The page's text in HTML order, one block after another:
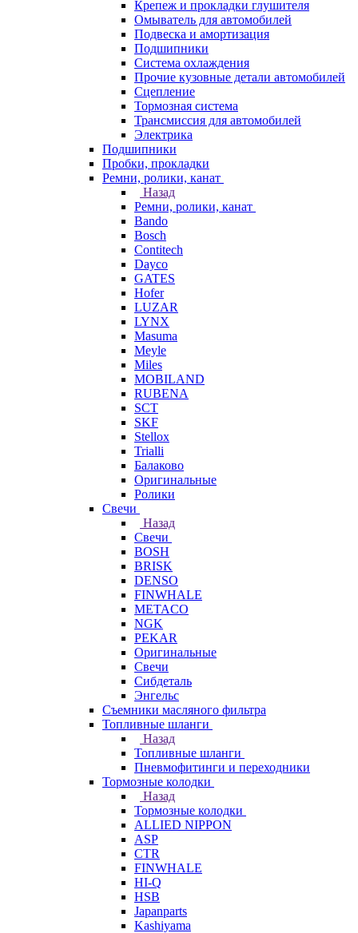
Крепеж и прокладки глушителя
Омыватель для автомобилей
Подвеска и амортизация
Подшипники
Система охлаждения
Прочие кузовные детали автомобилей
Сцепление
Тормозная система
Трансмиссия для автомобилей
Электрика
Подшипники
Пробки, прокладки
Ремни, ролики, канат
Назад
Ремни, ролики, канат
Bando
Bosch
Contitech
Dayco
GATES
Hofer
LUZAR
LYNX
Masuma
Meyle
Miles
MOBILAND
RUBENA
SCT
SKF
Stellox
Trialli
Балаково
Оригинальные
Ролики
Свечи
Назад
Свечи
BOSH
BRISK
DENSO
FINWHALE
METACO
NGK
PEKAR
Оригинальные
Свечи
Сибдеталь
Энгельс
Съемники масляного фильтра
Топливные шланги
Назад
Топливные шланги
Пневмофитинги и переходники
Тормозные колодки
Назад
Тормозные колодки
ALLIED NIPPON
ASP
CTR
FINWHALE
HI-Q
HSB
Japanparts
Kashiyama